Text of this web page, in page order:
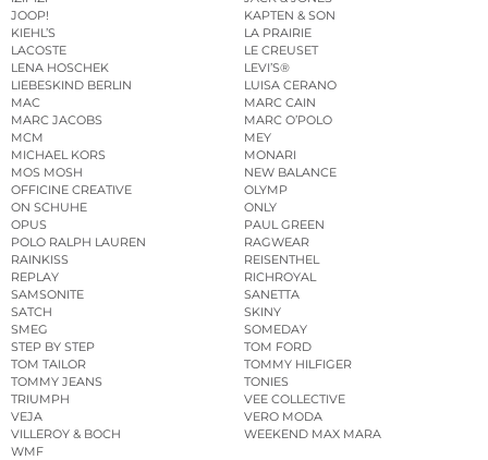
JOOP!
KAPTEN & SON
KIEHL’S
LA PRAIRIE
LACOSTE
LE CREUSET
LENA HOSCHEK
LEVI’S®
LIEBESKIND BERLIN
LUISA CERANO
MAC
MARC CAIN
MARC JACOBS
MARC O’POLO
MCM
MEY
MICHAEL KORS
MONARI
MOS MOSH
NEW BALANCE
OFFICINE CREATIVE
OLYMP
ON SCHUHE
ONLY
OPUS
PAUL GREEN
POLO RALPH LAUREN
RAGWEAR
RAINKISS
REISENTHEL
REPLAY
RICHROYAL
SAMSONITE
SANETTA
SATCH
SKINY
SMEG
SOMEDAY
STEP BY STEP
TOM FORD
TOM TAILOR
TOMMY HILFIGER
TOMMY JEANS
TONIES
TRIUMPH
VEE COLLECTIVE
VEJA
VERO MODA
VILLEROY & BOCH
WEEKEND MAX MARA
WMF